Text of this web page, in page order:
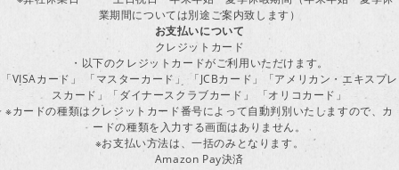
業期間については別途ご案内致します）
お支払いについて
クレジットカード
・以下のクレジットカードがご利用いただけます。
「VISAカード」 「マスターカード」 「JCBカード」「アメリカン・エキスプレ
スカード」「ダイナースクラブカード」 「オリコカード」
※カードの種類はクレジットカード番号によって自動判別いたしますので、カ
ードの種類を入力する画面はありません。
※お支払い方法は、一括のみとなります。
Amazon Pay決済